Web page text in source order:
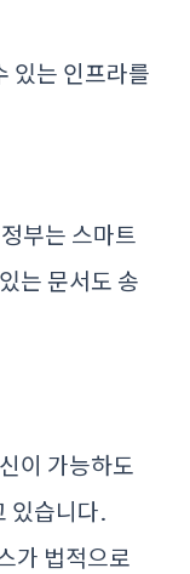
있는 인프라를
부는 스마트
는 문서도 송
이 가능하도
있습니다.
가 법적으로